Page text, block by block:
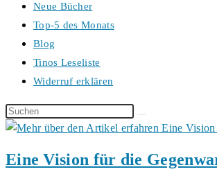
Neue Bücher
Top-5 des Monats
Blog
Tinos Leseliste
Widerruf erklären
Diese
Website
Eine Vision für die